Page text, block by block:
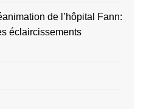
de l’hôpital Fann:
éclaircissements